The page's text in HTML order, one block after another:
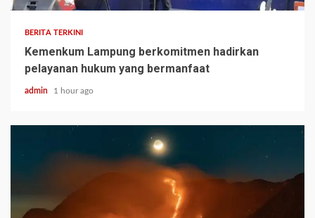
BERITA TERKINI
Kemenkum Lampung berkomitmen hadirkan
pelayanan hukum yang bermanfaat
admin 1 hour ago